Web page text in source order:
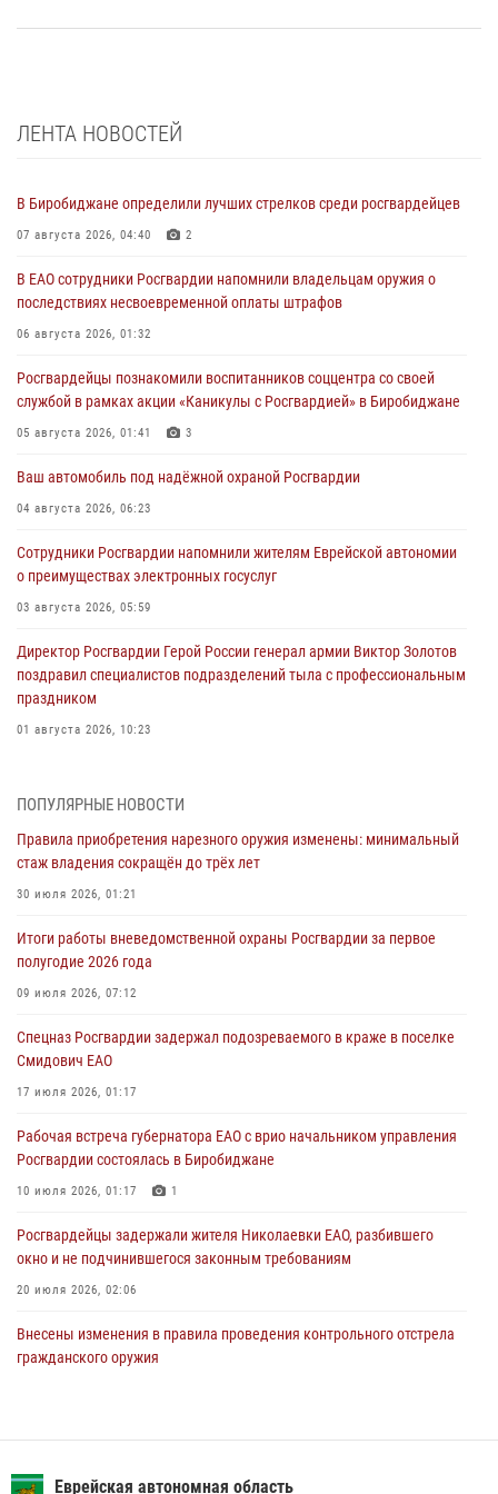
ЛЕНТА НОВОСТЕЙ
В Биробиджане определили лучших стрелков среди росгвардейцев
07 августа 2026, 04:40 2
В ЕАО сотрудники Росгвардии напомнили владельцам оружия о
последствиях несвоевременной оплаты штрафов
06 августа 2026, 01:32
Росгвардейцы познакомили воспитанников соццентра со своей
службой в рамках акции «Каникулы с Росгвардией» в Биробиджане
05 августа 2026, 01:41 3
Ваш автомобиль под надёжной охраной Росгвардии
04 августа 2026, 06:23
Сотрудники Росгвардии напомнили жителям Еврейской автономии
о преимуществах электронных госуслуг
03 августа 2026, 05:59
Директор Росгвардии Герой России генерал армии Виктор Золотов
поздравил специалистов подразделений тыла с профессиональным
праздником
01 августа 2026, 10:23
Российской Федерации
В Росгвардии вспоминают российских воинов, погибших в Первой
мировой войне 1914-1918 годов
Внесены изменения в правила проведения контрольного отстрела
гражданского оружия
Правила приобретения нарезного оружия изменены: минимальный
стаж владения сокращён до трёх лет
ПОПУЛЯРНЫЕ НОВОСТИ
Правила приобретения нарезного оружия изменены: минимальный
стаж владения сокращён до трёх лет
30 июля 2026, 01:21
Итоги работы вневедомственной охраны Росгвардии за первое
полугодие 2026 года
09 июля 2026, 07:12
Спецназ Росгвардии задержал подозреваемого в краже в поселке
Смидович ЕАО
17 июля 2026, 01:17
Рабочая встреча губернатора ЕАО с врио начальником управления
Росгвардии состоялась в Биробиджане
10 июля 2026, 01:17 1
Росгвардейцы задержали жителя Николаевки ЕАО, разбившего
окно и не подчинившегося законным требованиям
20 июля 2026, 02:06
Внесены изменения в правила проведения контрольного отстрела
гражданского оружия
23 июля 2026, 00:16 2
Еврейская автономная область